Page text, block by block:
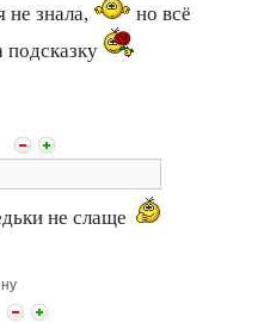
не знала,
но всё
подсказку
не слаще